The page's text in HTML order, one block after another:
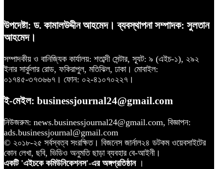
উপদেষ্টা: ড. কামালউদ্দীন আহমেদ। ব্যবস্থাপনা সম্পাদক: সুলতান
আহমেদ।
সম্পাদকীয় ও বানিজ্যিক কার্যালয়: শতাব্দী সেন্টার, স্যূট: ৯ (এইচ-১), ২৯২
ইনার সার্কুলার রোড, ফকিরাপুল, মতিঝিল, ঢাকা। মোবাইল:
০১৭৪৫-৩৭৩৬৬৭। ফোন: ০২-৪১০৭০২২৭।
ই-মেইল: businessjournal24@gmail.com
নিউজরুম: news.businessjournal24@gmail.com, বিজ্ঞাপন:
ads.businessjournal@gmail.com
© ২০১৮-২৫ সর্বস্বত্ব সংরক্ষিত। বিজনেস জার্নাল২৪ ডটকম ওয়েবসাইটের
কোন লেখা, ছবি, ভিডিও অনুমতি ছাড়া ব্যবহার বে-আইনী।
একটি 'এইচকে কমিউনিকেশনস'-এর অঙ্গপ্রতিষ্ঠান ।